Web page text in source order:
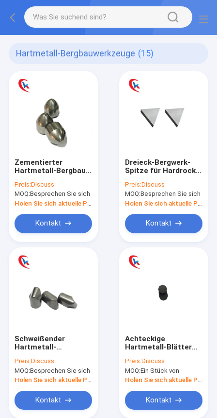
Hartmetall-Bergbauwerkzeuge (15)
Zementierter
Hartmetall-Bergbau
Stückchen für Ölfeld
Preis:Discuss
MOQ:Besprechen Sie sich
Kontakt
Dreieck-Bergwerk-
Spitze für Hardrock-
bearbeitet gute
Verschleißfestigkeit
Preis:Discuss
MOQ:Besprechen Sie sich
Kontakt
Schweißender
Hartmetall-
bearbeitet
dunkelgraues
Preis:Discuss
MOQ:Besprechen Sie sich
Kontakt
Achteckige
Hartmetall-Blätter
angefertigt für
Technik
Preis:Discuss
MOQ:Ein Stück von
Kontakt